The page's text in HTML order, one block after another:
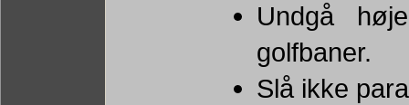
Undgå
golfbaner.
Slå ikke